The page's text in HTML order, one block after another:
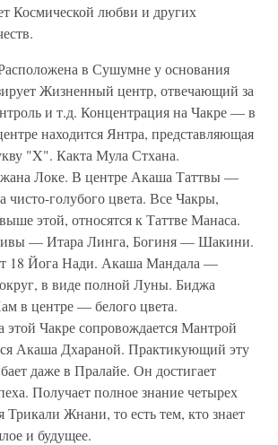
Космической любви и других
в Сушумне у основания
Жизненный центр, отвечающий за
и т.д. Концентрация на Чакре — в
находится Янтра, представляющая
"X". Какта Мула Стхана.
Локе. В центре Акаша Таттвы —
чисто-голубого цвета. Все Чакры,
этой, относятся к Таттве Манаса.
— Итара Линга, Богиня — Шакини.
18 Йога Нади. Акаша Мандала —
в виде полной Луны. Биджа
в центре — белого цвета.
этой Чакре сопровождается Мантрой
Акаша Дхараной. Практикующий эту
даже в Пралайе. Он достигает
Получает полное знание четырех
Трикали Жнани, то есть тем, кто знает
и будущее.